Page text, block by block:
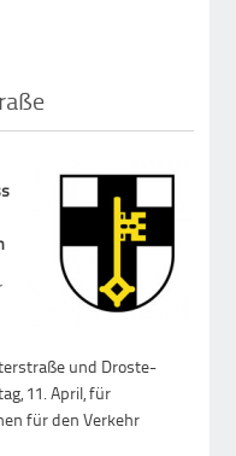
und Droste-
11. April, für
für den Verkehr